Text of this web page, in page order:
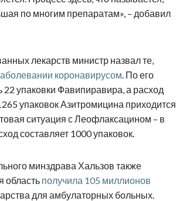
по многим препаратам», – добавил
лекарств министр назвал те,
коронавирусом . По его
22 упаковки Фавипиравира, а расход
упаковок Азитромицина приходится
ситуация с Леофлаксацином – в
составляет 1000 упаковок.
минздрава Хальзов также
область получила 105 миллионов
для амбулаторных больных.